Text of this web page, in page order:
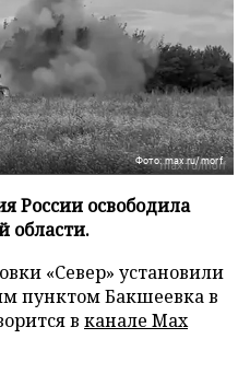
Фото: max.ru/morf
России освободила
области.
«Север» установили
пунктом Бакшеевка в
в канале Max